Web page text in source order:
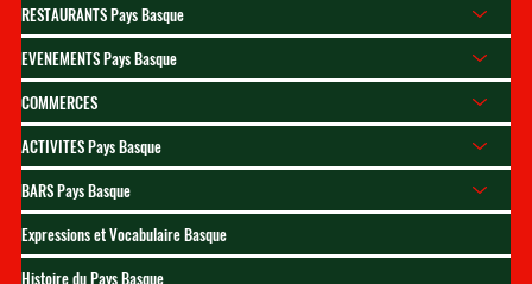
RESTAURANTS Pays Basque
EVENEMENTS Pays Basque
COMMERCES
ACTIVITES Pays Basque
BARS Pays Basque
Expressions et Vocabulaire Basque
Histoire du Pays Basque